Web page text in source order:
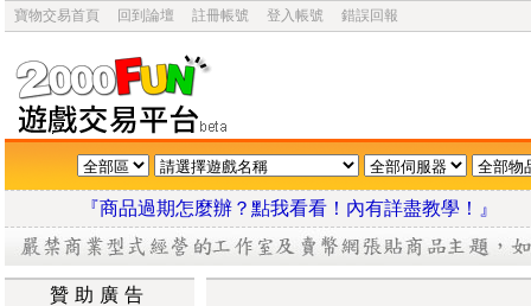
寶物交易首頁 回到論壇 註冊帳號 登入帳號 錯誤回報
『商品過期怎麼辦？點我看看！內有詳盡教學
贊助廣告